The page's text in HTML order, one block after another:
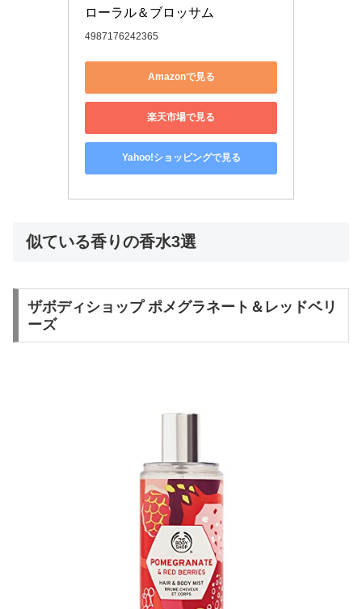
ローラル＆ブロッサム
4987176242365
Amazonで見る
楽天市場で見る
Yahoo!ショッピングで見る
似ている香りの香水3選
ザボディショップ ポメグラネート＆レッドベリ
ーズ